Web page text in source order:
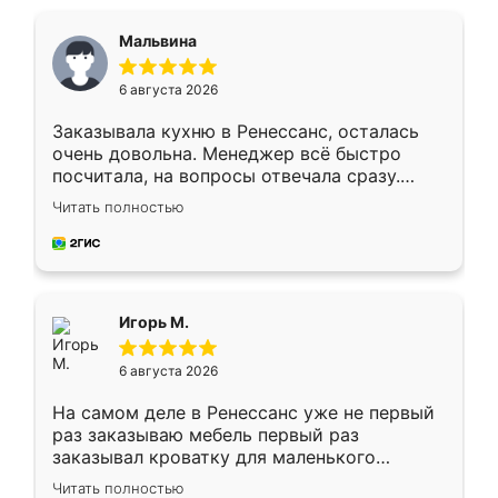
Мальвина
6 августа 2026
Заказывала кухню в Ренессанс, осталась
очень довольна. Менеджер всё быстро
посчитала, на вопросы отвечала сразу.
Замерщик приехал в субботу, подошёл к
делу со всей ответственностью. Собрали
за день, ребята работали аккуратно, даже
Читать полностью
Игорь М.
6 августа 2026
На самом деле в Ренессанс уже не первый
раз заказываю мебель первый раз
заказывал кроватку для маленького
ребёнка при его рождении ,во второй раз
Читать полностью